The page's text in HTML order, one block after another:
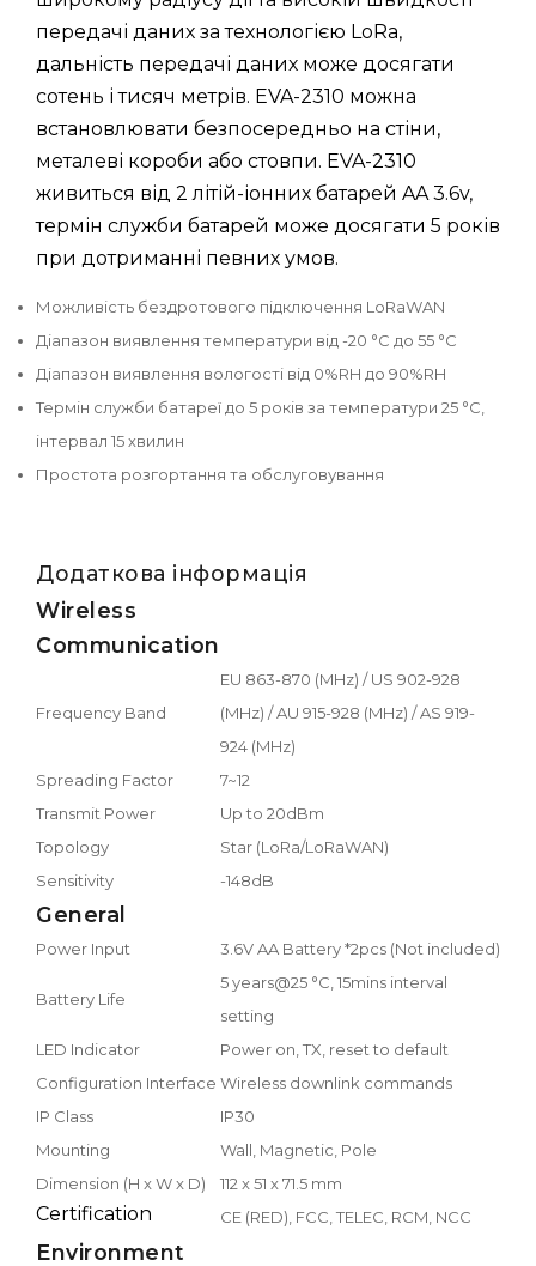
передачі даних за технологією LoRa,
дальність передачі даних може досягати
сотень і тисяч метрів. EVA-2310 можна
встановлювати безпосередньо на стіни,
металеві короби або стовпи. EVA-2310
живиться від 2 літій-іонних батарей AA 3.6v,
термін служби батарей може досягати 5 років
при дотриманні певних умов.
Можливість бездротового підключення LoRaWAN
Діапазон виявлення температури від -20 °C до 55 °C
Діапазон виявлення вологості від 0%RH до 90%RH
Термін служби батареї до 5 років за температури 25 °C,
інтервал 15 хвилин
Простота розгортання та обслуговування
Додаткова інформація
Wireless
Communication
Frequency Band
EU 863-870 (MHz) / US 902-928
(MHz) / AU 915-928 (MHz) / AS 919-
924 (MHz)
Spreading Factor
7~12
Transmit Power
Up to 20dBm
Topology
Star (LoRa/LoRaWAN)
Sensitivity
-148dB
General
Power Input 3.6V AA Battery *2pcs (Not included)
Battery Life
5 years@25 °C, 15mins interval
setting
LED Indicator
Power on, TX, reset to default
Configuration Interface Wireless downlink commands
IP Class
IP30
Mounting
Wall, Magnetic, Pole
Dimension (H x W x D)
112 x 51 x 71.5 mm
Certification CE (RED), FCC, TELEC, RCM, NCC
Environment